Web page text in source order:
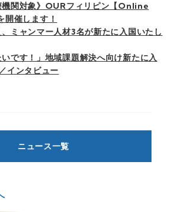
機関対象》OURフィリピン【Online
催します！
ミャンマー人材3名が新たに入国いたし
いです！」地域課題解決へ向け新たに入
インタビュー
ニュース一覧